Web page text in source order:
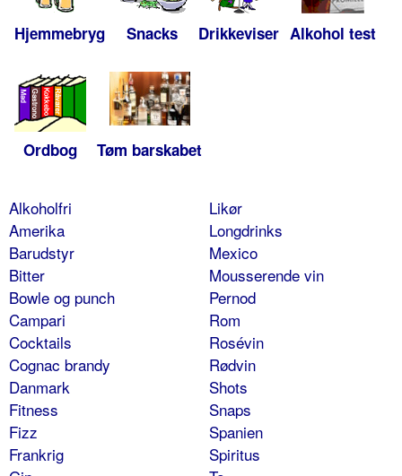
Hjemmebryg Snacks Drikkeviser Alkohol test
Ordbog Tøm barskabet
Alkoholfri
Amerika
Barudstyr
Bitter
Bowle og punch
Campari
Cocktails
Cognac brandy
Danmark
Fitness
Fizz
Frankrig
Likør
Longdrinks
Mexico
Mousserende vin
Pernod
Rom
Rosévin
Rødvin
Shots
Snaps
Spanien
Spiritus